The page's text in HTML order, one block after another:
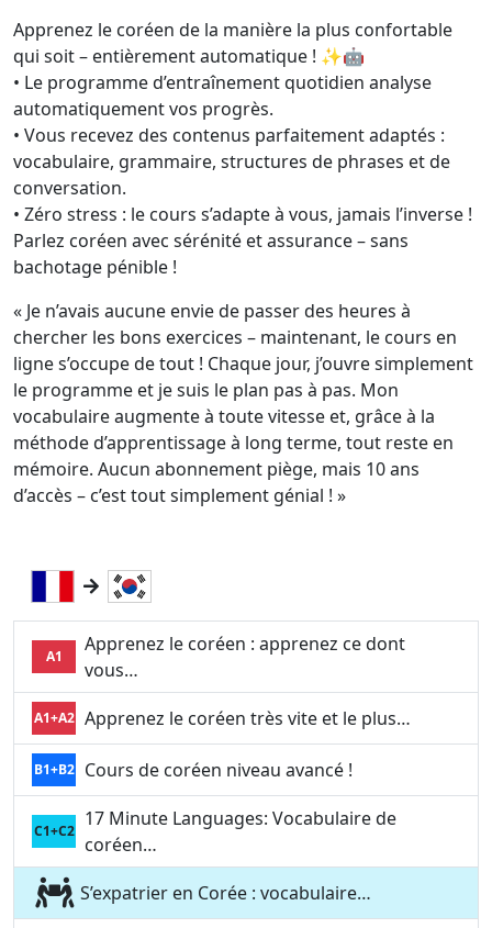
Apprenez le coréen de la manière la plus confortable
qui soit – entièrement automatique ! ✨🤖
• Le programme d’entraînement quotidien analyse
automatiquement vos progrès.
• Vous recevez des contenus parfaitement adaptés :
vocabulaire, grammaire, structures de phrases et de
conversation.
• Zéro stress : le cours s’adapte à vous, jamais l’inverse !
Parlez coréen avec sérénité et assurance – sans
bachotage pénible !
« Je n’avais aucune envie de passer des heures à
chercher les bons exercices – maintenant, le cours en
ligne s’occupe de tout ! Chaque jour, j’ouvre simplement
le programme et je suis le plan pas à pas. Mon
vocabulaire augmente à toute vitesse et, grâce à la
méthode d’apprentissage à long terme, tout reste en
mémoire. Aucun abonnement piège, mais 10 ans
d’accès – c’est tout simplement génial ! »
A1
Apprenez le coréen : apprenez ce dont
vous…
A1+A2 Apprenez le coréen très vite et le plus…
B1+B2 Cours de coréen niveau avancé !
C1+C2
17 Minute Languages: Vocabulaire de
coréen…
S’expatrier en Corée : vocabulaire…